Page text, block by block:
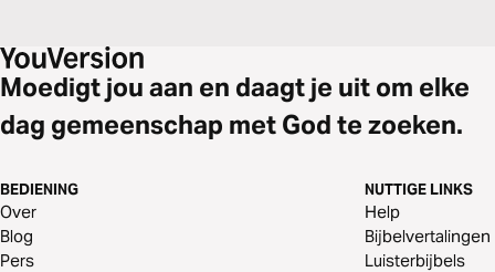
Moedigt jou aan en daagt je uit om elke
dag gemeenschap met God te zoeken.
BEDIENING
Over
Blog
Pers
NUTTIGE LINKS
Help
Bijbelvertalingen
Luisterbijbels